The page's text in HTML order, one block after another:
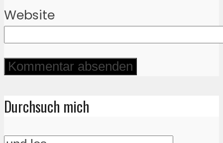
Website
Durchsuch mich